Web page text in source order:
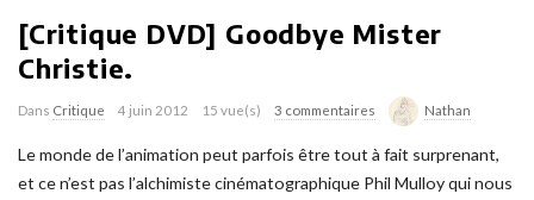
[Critique DVD] Goodbye Mister
Christie.
Dans Critique 4 juin 2012 15 vue(s) 3 commentaires Nathan
Le monde de l’animation peut parfois être tout à fait surprenant,
et ce n’est pas l’alchimiste cinématographique Phil Mulloy qui nous